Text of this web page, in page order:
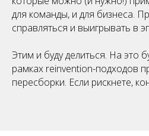
для команды, и для бизнеса.
справляться и выигрывать в
Этим и буду делиться. На это
рамках reinvention-подходов
пересборки. Если рискнете,